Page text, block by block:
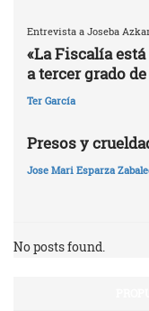
Entrevista a Joseba
«La Fiscalía
a tercer grado
Ter García
Presos y
Jose Mari Esparza
No posts found.